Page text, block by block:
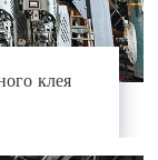
клея